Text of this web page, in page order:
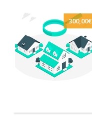
300,00€